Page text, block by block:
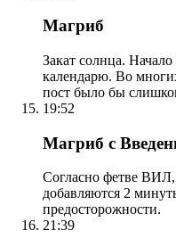
Магриб
Закат солнца.
календарю. Во
пост было бы
19:52
Магриб с
Согласно фетве
добавляются 2
предосторожности.
21:39